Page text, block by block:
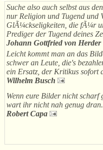
Suche also auch selbst aus
nur Religion und Tugend und
GlÃ¼ckseligkeiten, die fÃ¼r
Prediger der Tugend deines
Johann Gottfried von Herder
Leicht kommt man an das
schwer an Leute, die's
ein Ersatz, der Kritikus sofort
Wilhelm Busch
Wenn eure Bilder nicht scharf
wart ihr nicht nah genug dran.
Robert Capa